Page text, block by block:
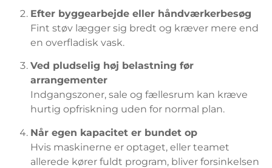
Efter byggearbejde eller håndværkerbesøg
Fint støv lægger sig bredt og kræver mere end
en overfladisk vask.
Ved pludselig høj belastning før
arrangementer
Indgangszoner, sale og fællesrum kan kræve
hurtig opfriskning uden for normal plan.
Når egen kapacitet er bundet op
Hvis maskinerne er optaget, eller teamet
allerede kører fuldt program, bliver forsinkelsen